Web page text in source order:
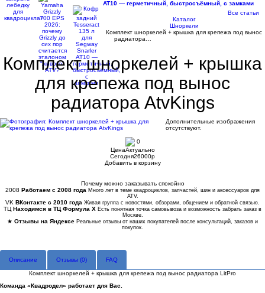
AT10 — герметичный, быстросъёмный, с замками
Все статьи
Каталог
Шноркели
Комплект шноркелей + крышка для крепежа под вынос
радиатора…
Комплект шноркелей + крышка
для крепежа под вынос
радиатора AtvKings
Дополнительные изображения
отсутствуют.
0
ЦенаАктуально
Сегодня26000p
Добавить в корзину
Почему можно заказывать спокойно
2008 Работаем с 2008 года Много лет в теме квадроциклов, запчастей, шин и аксессуаров для
ATV.
VK ВКонтакте с 2010 года Живая группа с новостями, обзорами, общением и обратной связью.
ТЦ Находимся в ТЦ Формула Х Есть понятная точка самовывоза и возможность забрать заказ в
Москве.
★ Отзывы на Яндексе Реальные отзывы от наших покупателей после консультаций, заказов и
покупок.
Описание Отзывы (0) FAQ
Комплект шноркелей + крышка для крепежа под вынос радиатора LitPro
Команда «Квадродел» работает для Вас.